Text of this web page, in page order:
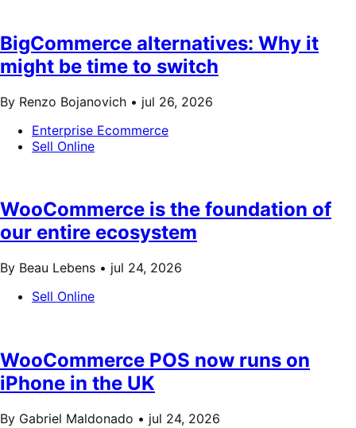
BigCommerce alternatives: Why it
might be time to switch
By Renzo Bojanovich • jul 26, 2026
Enterprise Ecommerce
Sell Online
WooCommerce is the foundation of
our entire ecosystem
By Beau Lebens • jul 24, 2026
Sell Online
WooCommerce POS now runs on
iPhone in the UK
By Gabriel Maldonado • jul 24, 2026